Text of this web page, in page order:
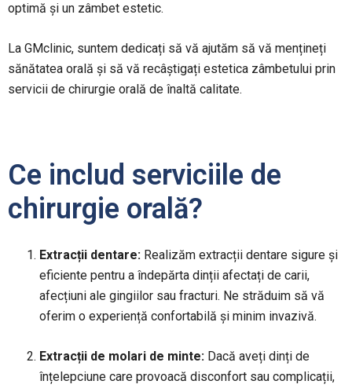
optimă și un zâmbet estetic.
La GMclinic, suntem dedicați să vă ajutăm să vă mențineți
sănătatea orală și să vă recâștigați estetica zâmbetului prin
servicii de chirurgie orală de înaltă calitate.
Ce includ serviciile de
chirurgie orală?
Extracții dentare: Realizăm extracții dentare sigure și
eficiente pentru a îndepărta dinții afectați de carii,
afecțiuni ale gingiilor sau fracturi. Ne străduim să vă
oferim o experiență confortabilă și minim invazivă.
Extracții de molari de minte: Dacă aveți dinți de
înțelepciune care provoacă disconfort sau complicații,